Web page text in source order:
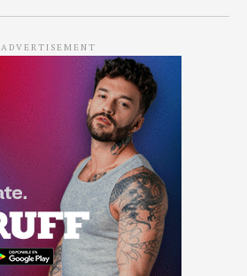
ADVERTISEMENT